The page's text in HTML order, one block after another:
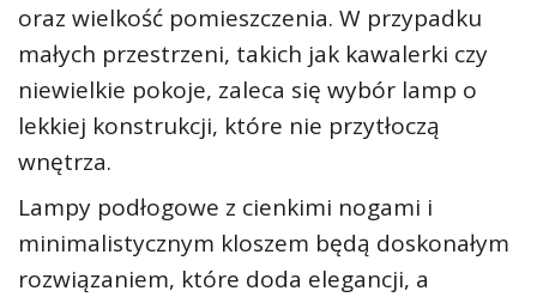
oraz wielkość pomieszczenia. W przypadku
małych przestrzeni, takich jak kawalerki czy
niewielkie pokoje, zaleca się wybór lamp o
lekkiej konstrukcji, które nie przytłoczą
wnętrza.
Lampy podłogowe z cienkimi nogami i
minimalistycznym kloszem będą doskonałym
rozwiązaniem, które doda elegancji, a